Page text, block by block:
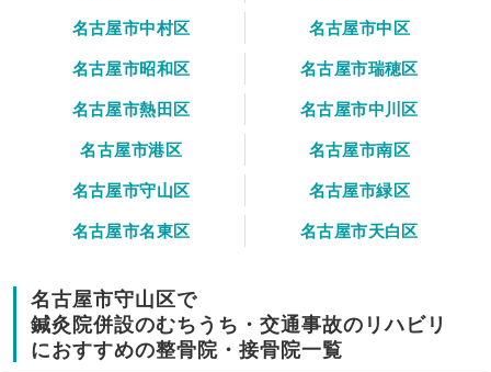
名古屋市中村区
名古屋市中区
名古屋市昭和区
名古屋市瑞穂区
名古屋市熱田区
名古屋市中川区
名古屋市港区
名古屋市南区
名古屋市守山区
名古屋市緑区
名古屋市名東区
名古屋市天白区
名古屋市守山区で
鍼灸院併設のむちうち・交通事故のリハビリ
におすすめの整骨院・接骨院一覧